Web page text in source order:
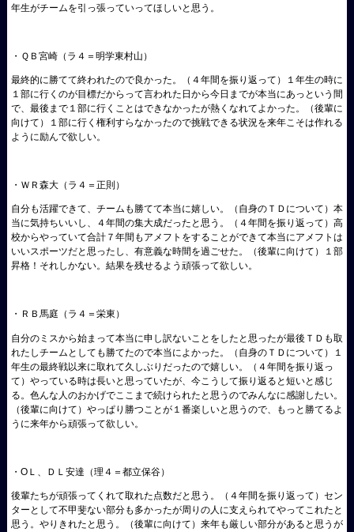
年生がチームを引っ張っていってほしいと思う。
・ＱＢ宮崎（ラ４＝明学東村山）
最終的に勝てて終われたので良かった。（４年間を振り返って）１年生の時に
１部に行くのが目標だからって言われた日から今日までが本当にあっという間
で、最後まで１部に行くことはできなかったが熱くなれてよかった。（後輩に
向けて）１部に行く権利すらなかったので挑戦できる状況を来年こそは作れる
ように励んで欲しい。
・ＷＲ森大（ラ４＝正則）
自分も活躍できて、チームも勝てて本当に嬉しい。（自身のＴＤについて）本
当に気持ちいいし、４年間の集大成だったと思う。（４年間を振り返って）高
校からやっていて合計７年間もアメフトをすることができて本当にアメフトは
いいスポーツだと思ったし、有意義な時間を過ごせた。（後輩に向けて）１部
昇格！それしかない。結果を残せるよう頑張って欲しい。
・ＲＢ馬庭（ラ４＝栄東）
自分のミスから始まって本当に申し訳ないことをしたと思ったが最後ＴＤも取
れたしチームとしても勝てたので本当によかった。（自身のＴＤについて）１
年生の最終戦以来に取れて久しぶりだったので嬉しい。（４年間を振り返っ
て）やっている時は長いと思っていたが、今こうして振り返ると短いと感じ
る。色んな人のおかげでここまで続けられたと思うのでみんなに感謝したい。
（後輩に向けて）やっぱり勝つことが１番楽しいと思うので、もっと勝てるよ
うに来年から頑張って欲しい。
・ΟＬ、ＤＬ安達（理４＝都立保谷）
後輩たちが頑張ってくれて取れた点数だと思う。（４年間を振り返って）セン
ターとして不甲斐ない部分も多かったが周りの人に支えられてやってこれたと
思う。やりきれたと思う。（後輩に向けて）来年も厳しい部分があると思うが